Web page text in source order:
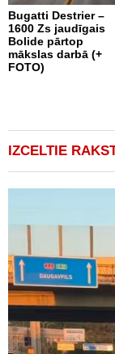
Bugatti Destrier –
1600 Zs jaudīgais
Bolide pārtop
mākslas darbā (+
FOTO)
IZCELTIE